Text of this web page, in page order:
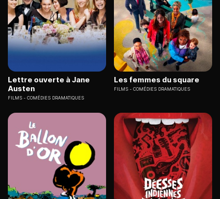
Lettre ouverte à Jane
Austen
FILMS COMÉDIES DRAMATIQUES
Les femmes du square
FILMS COMÉDIES DRAMATIQUES